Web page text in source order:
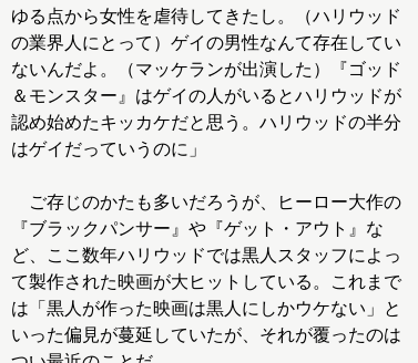
ゆる点から女性を虐待してきたし。（ハリウッド
の業界人にとって）ゲイの男性なんて存在してい
ないんだよ。（マッケランが出演した）『ゴッド
＆モンスター』はゲイの人がいるとハリウッドが
認め始めたキッカケだと思う。ハリウッドの半分
はゲイだっていうのに」
ご存じのかたも多いだろうが、ヒーロー大作の
『ブラックパンサー』や『ゲット・アウト』な
ど、ここ数年ハリウッドでは黒人スタッフによっ
て製作された映画が大ヒットしている。これまで
は「黒人が作った映画は黒人にしかウケない」と
いった偏見が蔓延していたが、それが覆ったのは